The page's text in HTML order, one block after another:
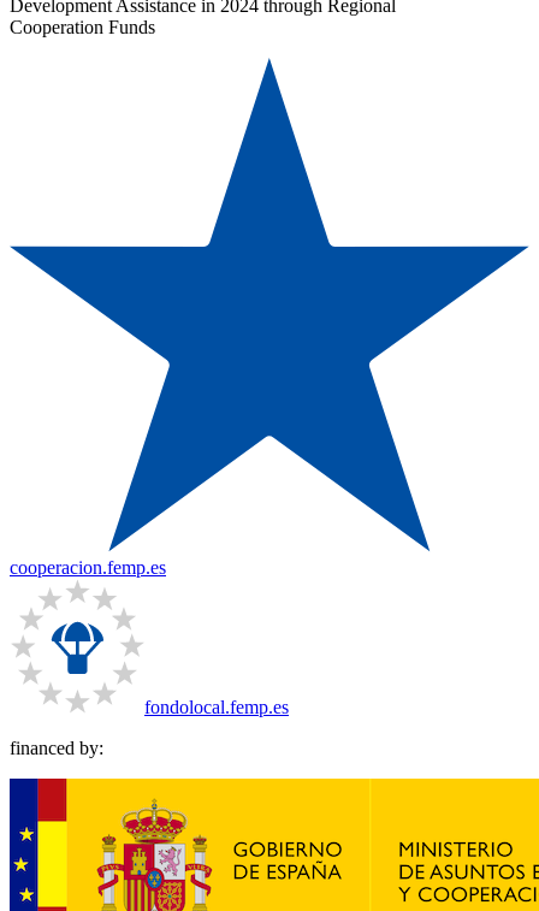
Development Assistance in 2024 through Regional
Cooperation Funds
cooperacion.femp.es
fondolocal.femp.es
financed by: